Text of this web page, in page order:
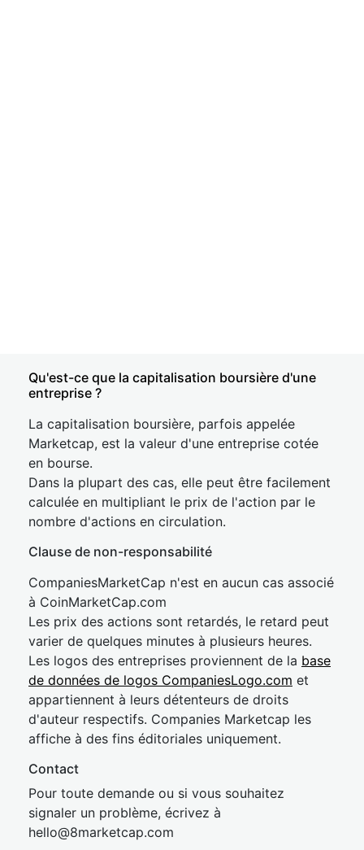
Qu'est-ce que la capitalisation boursière d'une
entreprise ?
La capitalisation boursière, parfois appelée
Marketcap, est la valeur d'une entreprise cotée
en bourse.
Dans la plupart des cas, elle peut être facilement
calculée en multipliant le prix de l'action par le
nombre d'actions en circulation.
Clause de non-responsabilité
CompaniesMarketCap n'est en aucun cas associé
à CoinMarketCap.com
Les prix des actions sont retardés, le retard peut
varier de quelques minutes à plusieurs heures.
Les logos des entreprises proviennent de la base
de données de logos CompaniesLogo.com et
appartiennent à leurs détenteurs de droits
d'auteur respectifs. Companies Marketcap les
affiche à des fins éditoriales uniquement.
Contact
Pour toute demande ou si vous souhaitez
signaler un problème, écrivez à
hello@8marketcap.com